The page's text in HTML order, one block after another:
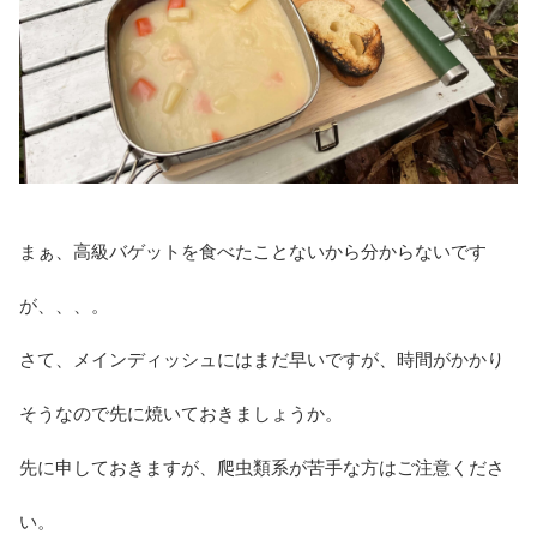
まぁ、高級バゲットを食べたことないから分からないです
が、、、。
さて、メインディッシュにはまだ早いですが、時間がかかり
そうなので先に焼いておきましょうか。
先に申しておきますが、爬虫類系が苦手な方はご注意くださ
い。